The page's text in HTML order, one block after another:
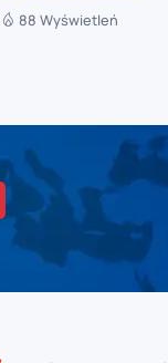
88 Wyświetleń